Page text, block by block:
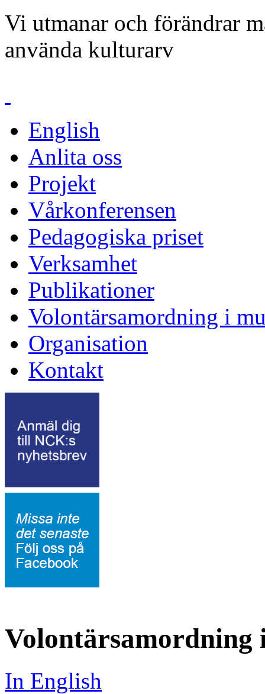
Vi utmanar och förändrar
använda kulturarv
English
Anlita oss
Projekt
Vårkonferensen
Pedagogiska priset
Verksamhet
Publikationer
Volontärsamordning i
Organisation
Kontakt
Volontärsamordning
In English